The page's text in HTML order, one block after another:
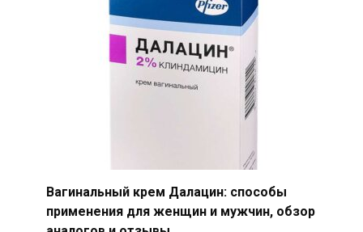
Вагинальный крем Далацин: способы
применения для женщин и мужчин, обзор